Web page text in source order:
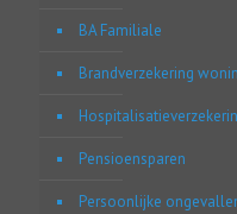
BA Familiale
Brandverzekering
Pensioensparen
Persoonlijke